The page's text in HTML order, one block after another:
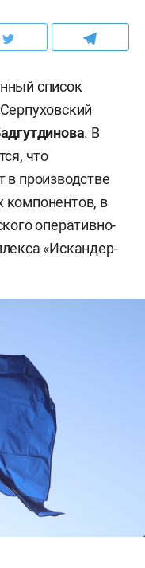
список
. В
что
в производстве
компонентов, в
оперативно-
«Искандер-